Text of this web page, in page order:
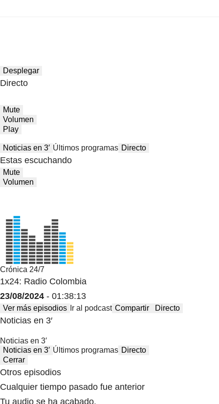
Desplegar
Directo
Mute
Volumen
Play
Noticias en 3′ Últimos programas Directo
Estas escuchando
Mute
Volumen
Crónica 24/7
1x24: Radio Colombia
23/08/2024 - 01:38:13
Ver más episodios Ir al podcast Compartir Directo
Noticias en 3′
Noticias en 3′
Noticias en 3′ Últimos programas Directo
Cerrar
Otros episodios
Cualquier tiempo pasado fue anterior
Tu audio se ha acabado.